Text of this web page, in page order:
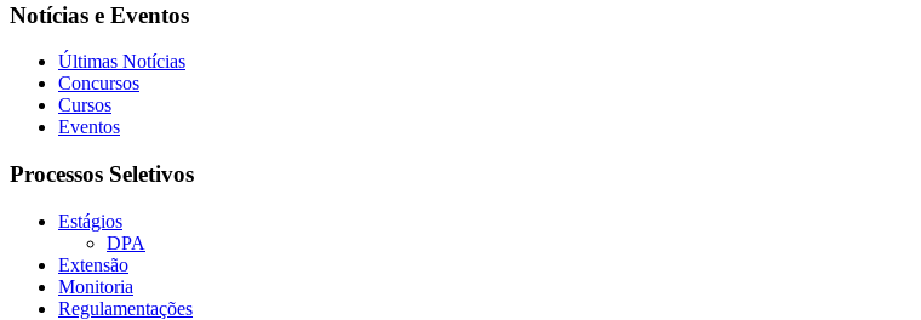
Notícias e Eventos
Últimas Notícias
Concursos
Cursos
Eventos
Processos Seletivos
Estágios
DPA
Extensão
Monitoria
Regulamentações